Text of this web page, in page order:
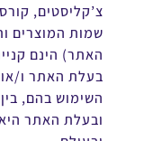
צ’קליסטים,
שמות המוצרים
האתר) הינם
בעלת האתר ו/או
השימוש בהם,
ובעלת האתר